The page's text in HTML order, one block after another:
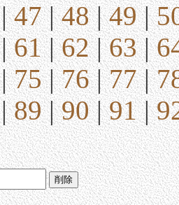
47|48|49|
61|62|63|
75|76|77|
89|90|91|